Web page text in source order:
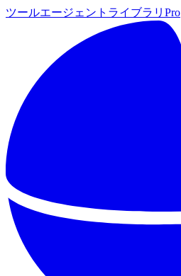
ツールエージェント ライブラリ Pro